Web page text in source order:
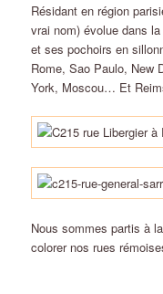
Résidant en région
vrai nom) évolue dans
et ses pochoirs en
Rome, Sao Paulo, New
York, Moscou… Et
Nous sommes partis à
colorer nos rues